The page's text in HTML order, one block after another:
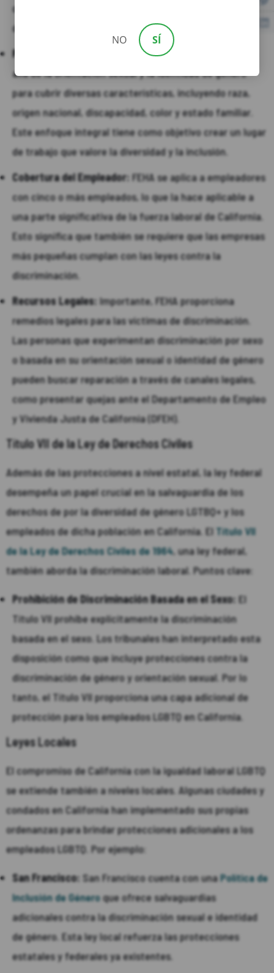
contratación, ascensos, condiciones de trabajo y
decisiones de terminación.
Protección Integral:
FEHA extiende su protección más
allá de la orientación sexual y la identidad de género
para cubrir diversas características, incluyendo raza,
origen nacional, discapacidad, color y estado familiar.
Este enfoque integral tiene como objetivo crear un lugar
de trabajo que valore la diversidad y la inclusión.
Cobertura del Empleador: FEHA se aplica a empleadores
con cinco o más empleados, lo que la hace aplicable a
una parte significativa de la fuerza laboral de California.
Esto significa que también se requiere que las empresas
más pequeñas cumplan con las leyes contra la
discriminación.
Recursos Legales: Importante, FEHA proporciona
remedios legales para las víctimas de discriminación.
Las personas que experimentan discriminación por sexo
o basada en su orientación sexual o identidad de género
pueden buscar reparación a través de canales legales,
como presentar quejas ante el Departamento de Empleo
y Vivienda Justa de California (DFEH).
Título VII de la Ley de Derechos Civiles
Además de las protecciones a nivel estatal, la ley federal
desempeña un papel crucial en la salvaguardia de los
derechos de por la diversidad de género LGTBQ+ y los
empleados de dicha población en California. El Título VII
de la Ley de Derechos Civiles de 1964, una ley federal,
también aborda la discriminación laboral. Puntos clave:
Prohibición de Discriminación Basada en el Sexo: El
Título VII prohíbe explícitamente la discriminación
basada en el sexo. Los tribunales han interpretado esta
disposición como que incluye protecciones contra la
discriminación de género y orientación sexual. Por lo
tanto, el Título VII proporciona una capa adicional de
protección para los empleados LGBTQ en California.
Leyes Locales
El compromiso de California con la igualdad laboral LGBTQ
se extiende también a niveles locales. Algunas ciudades y
condados en California han implementado sus propias
ordenanzas para brindar protecciones adicionales a los
empleados LGBTQ. Por ejemplo:
San Francisco: San Francisco cuenta con unaPolítica de
Inclusión de Géneroque ofrece salvaguardias
adicionales contra la discriminación sexual e identidad
de género. Esta ley local refuerza las protecciones
estatales y federales ya existentes.
NO SÍ